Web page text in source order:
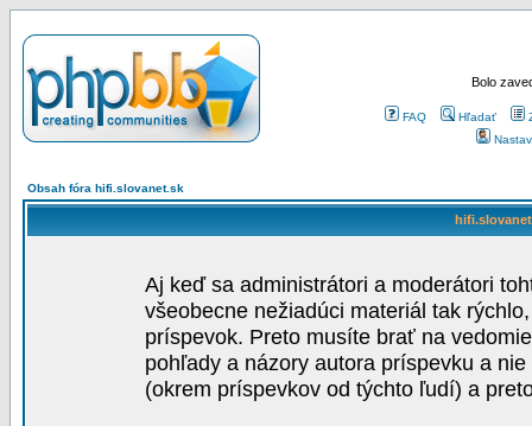
Bolo
FAQ Hľadať
Obsah fóra hifi.slovanet.sk
Aj keď sa administrátori a moderátori
všeobecne nežiadúci materiál tak
príspevok. Preto musíte brať na
pohľady a názory autora príspevku a
(okrem príspevkov od týchto ľudí) a